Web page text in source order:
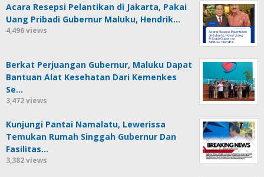
Acara Resepsi Pelantikan di Jakarta, Pakai
Uang Pribadi Gubernur Maluku, Hendrik…
4,496 views
Berkat Perjuangan Gubernur, Maluku Dapat
Bantuan Alat Kesehatan Dari Kemenkes
Se…
3,472 views
Kunjungi Pantai Namalatu, Lewerissa
Temukan Rumah Singgah Gubernur Dan
Fasilitas…
3,382 views